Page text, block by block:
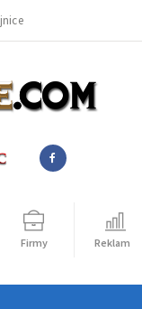
Firmy Reklama